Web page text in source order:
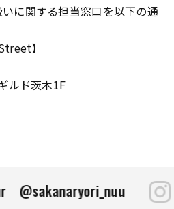
に関する担当窓口を以下の通
】
ルド茨木1F
@sakanaryori_nuu